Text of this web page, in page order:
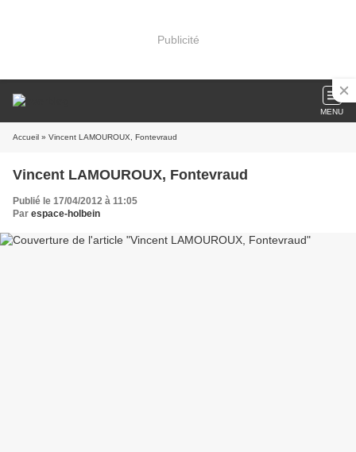
Publicité
MENU
Accueil » Vincent LAMOUROUX, Fontevraud
Vincent LAMOUROUX, Fontevraud
Publié le 17/04/2012 à 11:05
Par espace-holbein